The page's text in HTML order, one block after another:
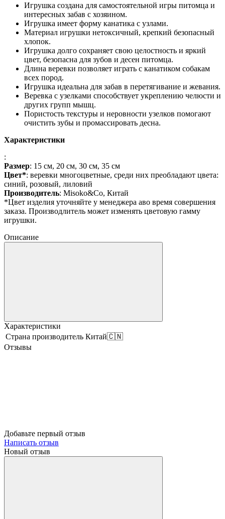
Игрушка создана для самостоятельной игры питомца и
интересных забав с хозяином.
Игрушка имеет форму канатика с узлами.
Материал игрушки нетоксичный, крепкий безопасный
хлопок.
Игрушка долго сохраняет свою целостность и яркий
цвет, безопасна для зубов и десен питомца.
Длина веревки позволяет играть с канатиком собакам
всех пород.
Игрушка идеальна для забав в перетягивание и жевания.
Веревка с узелками способствует укреплению челюсти и
других групп мышц.
Пористость текстуры и неровности узелков помогают
очистить зубы и промассировать десна.
Характеристики
:
Размер: 15 см, 20 см, 30 см, 35 см
Цвет*: веревки многоцветные, среди них преобладают цвета:
синий, розовый, лиловий
Производитель: Misoko&Co, Китай
*Цвет изделия уточняйте у менеджера аво время совершения
заказа. Производлитель может изменять цветовую гамму
игрушки.
Описание
Характеристики
Страна производитель Китай🇨🇳
Отзывы
Добавьте первый отзыв
Написать отзыв
Новый отзыв